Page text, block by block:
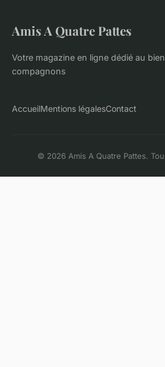
Amis A Quatre Pattes
Votre magazine en ligne dédié au
compagnons
AccueilMentions légalesContact
© 2026 Amis A Quatre Pattes.